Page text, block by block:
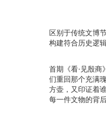
区别于传统文博
构建符合历史逻
首期《看·见殷商
们重回那个充满
方壶，又印证着
每一件文物的背